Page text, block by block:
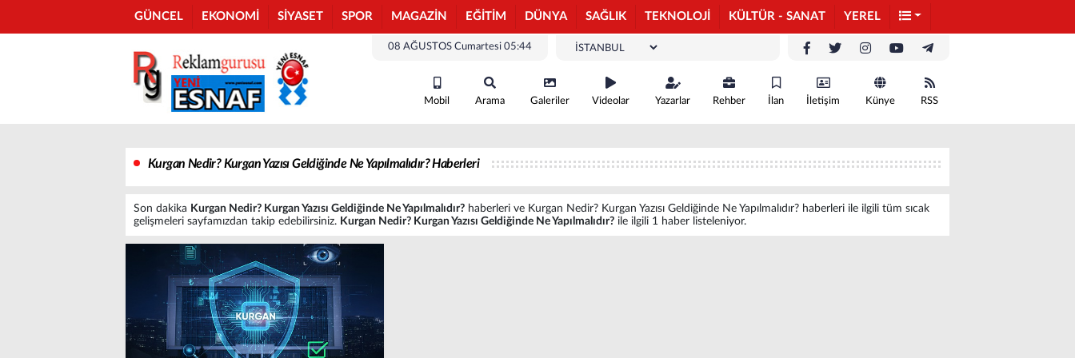
GÜNCEL EKONOMİ SİYASET SPOR MAGAZİN EĞİTİM DÜNYA SAĞLIK TEKNOLOJİ KÜLTÜR - SANAT YEREL
08 AĞUSTOS Cumartesi 05:44
Mobil Arama Galeriler Videolar Yazarlar Rehber İlan İletişim Künye RSS
Kurgan Nedir? Kurgan Yazısı Geldiğinde Ne Yapılmalıdır? Haberleri
Son dakika Kurgan Nedir? Kurgan Yazısı Geldiğinde Ne Yapılmalıdır? haberleri ve Kurgan Nedir? Kurgan Yazısı Geldiğinde Ne Yapılmalıdır? haberleri ile ilgili tüm sıcak
gelişmeleri sayfamızdan takip edebilirsiniz. Kurgan Nedir? Kurgan Yazısı Geldiğinde Ne Yapılmalıdır? ile ilgili 1 haber listeleniyor.